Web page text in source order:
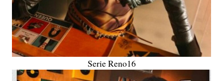
Serie Reno16